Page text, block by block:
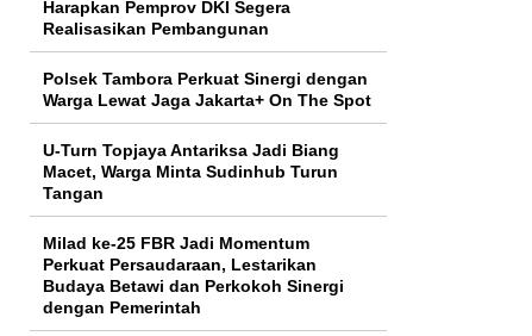
Harapkan Pemprov DKI Segera
Realisasikan Pembangunan
Polsek Tambora Perkuat Sinergi dengan
Warga Lewat Jaga Jakarta+ On The Spot
U-Turn Topjaya Antariksa Jadi Biang
Macet, Warga Minta Sudinhub Turun
Tangan
Milad ke-25 FBR Jadi Momentum
Perkuat Persaudaraan, Lestarikan
Budaya Betawi dan Perkokoh Sinergi
dengan Pemerintah